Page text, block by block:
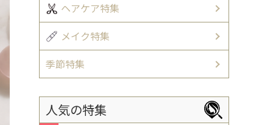
ヘアケア特集
メイク特集
季節特集
人気の特集